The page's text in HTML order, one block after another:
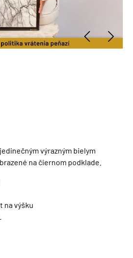
výrazným bielym
na čiernom podklade.
na výšku